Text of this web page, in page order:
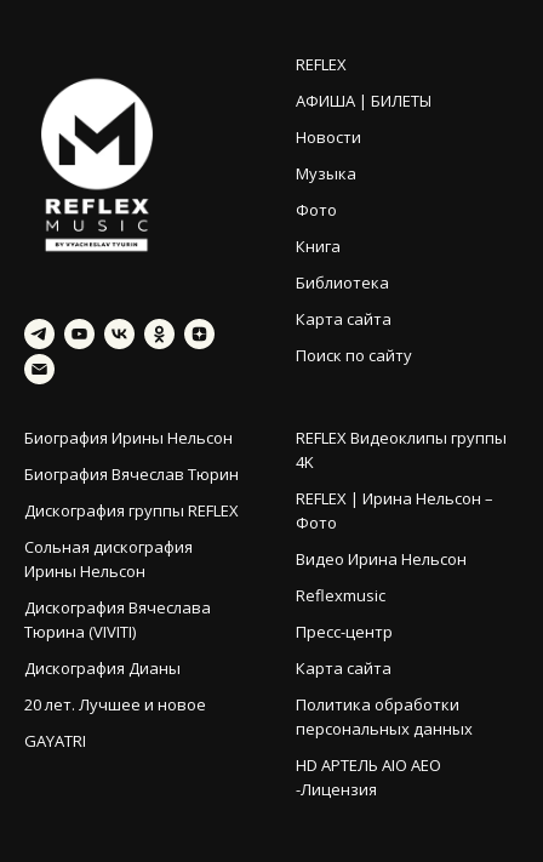
REFLEX
АФИША | БИЛЕТЫ
Новости
Музыка
Фото
Книга
Библиотека
Карта сайта
Поиск по сайту
Биография Ирины Нельсон
Биография Вячеслав Тюрин
Дискография группы REFLEX
Сольная дискография
Ирины Нельсон
Дискография Вячеслава
Тюрина (VIVITI)
Дискография Дианы
20 лет. Лучшее и новое
GAYATRI
REFLEX Видеоклипы группы
4K
REFLEX | Ирина Нельсон –
Фото
Видео Ирина Нельсон
Reflexmusic
Пресс-центр
Карта сайта
Политика обработки
персональных данных
HD АРТЕЛЬ AIO AEO
-Лицензия